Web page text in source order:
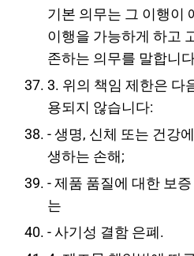
기본 의무는 그 이행이
이행을 가능하게 하고
존하는 의무를 말합니
3. 위의 책임 제한은 다
용되지 않습니다:
- 생명, 신체 또는 건강
생하는 손해;
- 제품 품질에 대한 보
는
- 사기성 결함 은폐.